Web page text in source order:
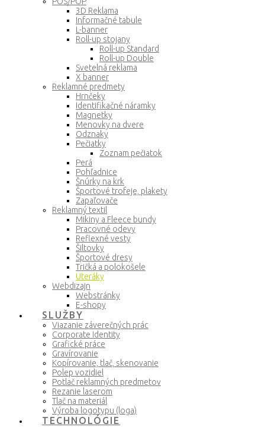
3D Reklama
Informačné tabule
L-banner
Roll-up stojany
Roll-up Standard
Roll-up Double
Svetelná reklama
X banner
Reklamné predmety
Hrnčeky
Identifikačné náramky
Magnetky
Menovky na dvere
Odznaky
Pečiatky
Zoznam pečiatok
Perá
Pohľadnice
Šnúrky na krk
Športové trofeje, plakety
Zapaľovače
Reklamný textil
Mikiny a Fleece bundy
Pracovné odevy
Reflexné vesty
Šiltovky
Športové dresy
Tričká a polokošele
Uteráky
Webdizajn
Webstránky
E-shopy
SLUŽBY
Viazanie záverečných prác
Corporate Identity
Grafické práce
Gravírovanie
Kopírovanie, tlač, skenovanie
Polep vozidiel
Potlač reklamných predmetov
Rezanie laserom
Tlač na materiál
Výroba logotypu (loga)
TECHNOLÓGIE